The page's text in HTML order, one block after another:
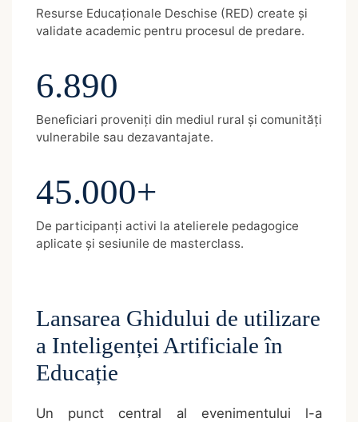
Resurse Educaționale Deschise (RED) create și
validate academic pentru procesul de predare.
6.890
Beneficiari proveniți din mediul rural și comunități
vulnerabile sau dezavantajate.
45.000+
De participanți activi la atelierele pedagogice
aplicate și sesiunile de masterclass.
Lansarea Ghidului de utilizare
a Inteligenței Artificiale în
Educație
Un punct central al evenimentului l-a